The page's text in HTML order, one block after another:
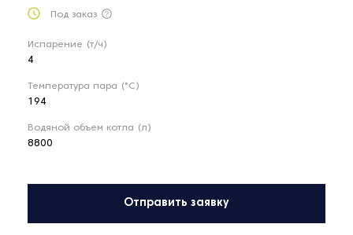
Под заказ
Испарение (т/ч)
4
Температура пара (°С)
194
Водяной объем котла (л)
8800
Отправить заявку